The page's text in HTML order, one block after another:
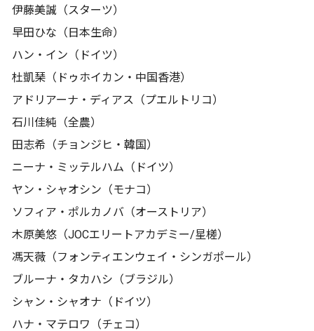
伊藤美誠（スターツ）
早田ひな（日本生命）
ハン・イン（ドイツ）
杜凱琹（ドゥホイカン・中国香港）
アドリアーナ・ディアス（プエルトリコ）
石川佳純（全農）
田志希（チョンジヒ・韓国）
ニーナ・ミッテルハム（ドイツ）
ヤン・シャオシン（モナコ）
ソフィア・ポルカノバ（オーストリア）
木原美悠（JOCエリートアカデミー/星槎）
馮天薇（フォンティエンウェイ・シンガポール）
ブルーナ・タカハシ（ブラジル）
シャン・シャオナ（ドイツ）
ハナ・マテロワ（チェコ）